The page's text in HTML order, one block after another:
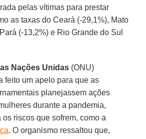
pelas vítimas para prestar
as taxas do Ceará (-29,1%), Mato
(-13,2%) e Rio Grande do Sul
Nações Unidas (ONU)
feito um apelo para que as
planejassem ações
durante a pandemia,
os riscos que sofrem, como a
. O organismo ressaltou que,